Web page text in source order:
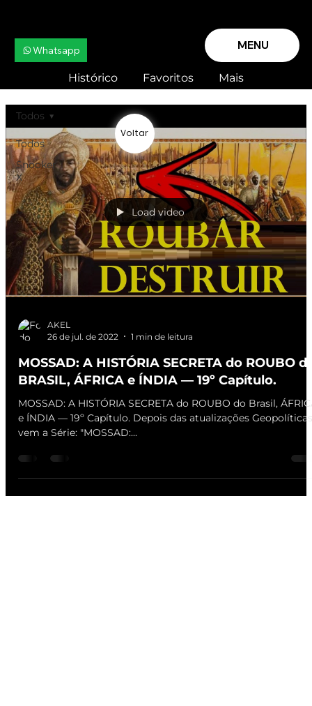
MENU
Whatsapp
Histórico Favoritos Mais
Todos
Snooker
X
Todos
Load video
AKEL
26 de jul. de 2022
1 min de leitura
MOSSAD: A HISTÓRIA SECRETA do ROUBO
BRASIL, ÁFRICA e ÍNDIA — 19º Capítulo.
MOSSAD: A HISTÓRIA SECRETA do ROUBO do Brasil,
e ÍNDIA — 19º Capítulo. Depois das atualizações Geopolíticas
vem a Série: "MOSSAD:...
Voltar